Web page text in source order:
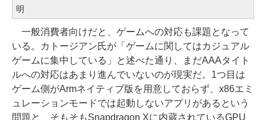
明
一般消費者向けだと、ゲームへの対応も課題となって
いる。カトージアン氏が「ゲームに関してはカジュアル
ゲームに集中している」と述べた通り、まだAAAタイト
ルへの対応はあまり進んでいないのが現実だ。1つ目は
ゲーム側がArmネイティブ版を用意しておらず、x86エミ
ュレーションモードでは起動しないアプリがあるという
問題と、そもそもSnapdragon Xに内蔵されているGPU